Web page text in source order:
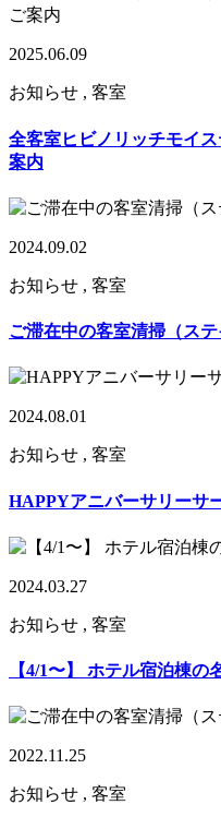
2025.06.09
お知らせ , 客室
全客室ヒビノリッチモイ
案内
2024.09.02
お知らせ , 客室
ご滞在中の客室清掃（ス
2024.08.01
お知らせ , 客室
HAPPYアニバーサリーサ
2024.03.27
お知らせ , 客室
【4/1〜】 ホテル宿泊棟の
2022.11.25
お知らせ , 客室